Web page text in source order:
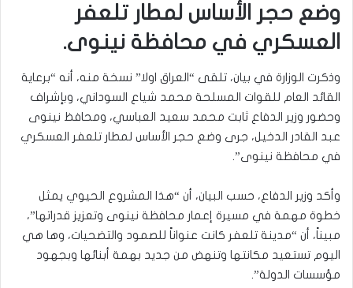
وضع حجر الأساس لمطار تلعفر
العسكري في محافظة نينوى.
وذكرت الوزارة في بيان، تلقى “العراق اولا” نسخة منه، أنه “برعاية
القائد العام للقوات المسلحة محمد شياع السوداني، وبإشراف
وحضور وزير الدفاع ثابت محمد سعيد العباسي، ومحافظ نينوى
عبد القادر الدخيل، جرى وضع حجر الأساس لمطار تلعفر العسكري
في محافظة نينوى”.
وأكد وزير الدفاع، حسب البيان، أن “هذا المشروع الحيوي يمثل
خطوة مهمة في مسيرة إعمار محافظة نينوى وتعزيز قدراتها”،
مبيناً، أن “مدينة تلعفر كانت عنواناً للصمود والتضحيات، وها هي
اليوم تستعيد مكانتها وتنهض من جديد بهمة أبنائها وبجهود
مؤسسات الدولة”.